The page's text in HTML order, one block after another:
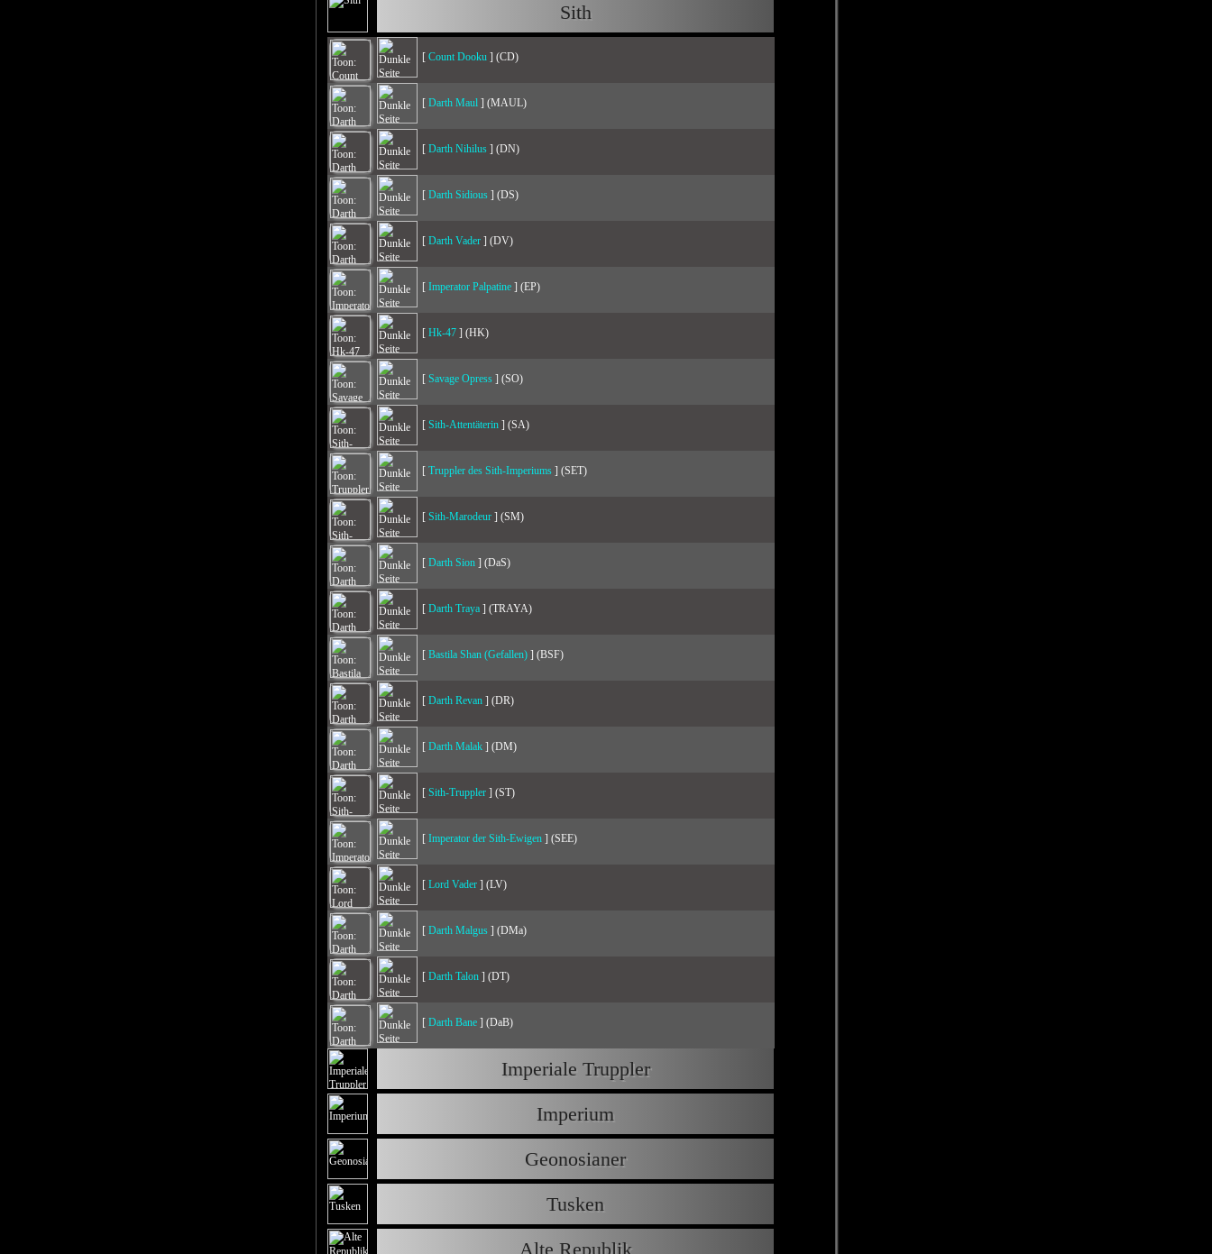
Sith
[ Count Dooku ] (CD)
[ Darth Maul ] (MAUL)
[ Darth Nihilus ] (DN)
[ Darth Sidious ] (DS)
[ Darth Vader ] (DV)
[ Imperator Palpatine ] (EP)
[ Hk-47 ] (HK)
[ Savage Opress ] (SO)
[ Sith-Attentäterin ] (SA)
[ Truppler des Sith-Imperiums ] (SET)
[ Sith-Marodeur ] (SM)
[ Darth Sion ] (DaS)
[ Darth Traya ] (TRAYA)
[ Bastila Shan (Gefallen) ] (BSF)
[ Darth Revan ] (DR)
[ Darth Malak ] (DM)
[ Sith-Truppler ] (ST)
[ Imperator der Sith-Ewigen ] (SEE)
[ Lord Vader ] (LV)
[ Darth Malgus ] (DMa)
[ Darth Talon ] (DT)
[ Darth Bane ] (DaB)
Imperiale Truppler
Imperium
Geonosianer
Tusken
Alte Republik